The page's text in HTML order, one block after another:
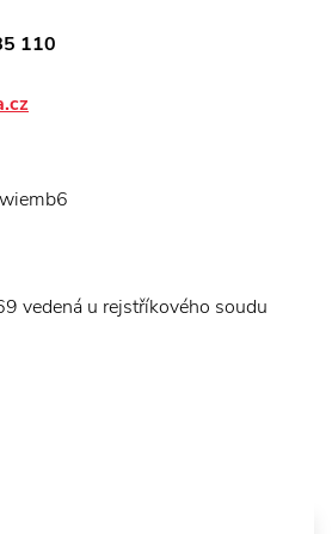
110
vedená u rejstříkového soudu